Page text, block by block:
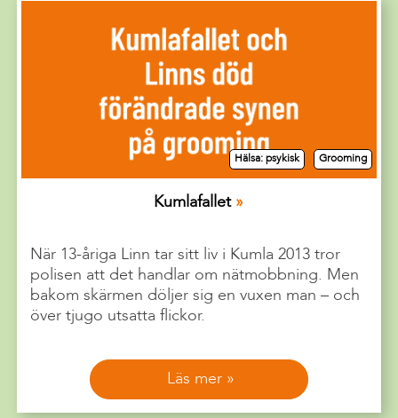
Grooming
Hälsa: psykisk
Kumlafallet
När 13-åriga Linn tar sitt liv i Kumla 2013 tror
polisen att det handlar om nätmobbning. Men
bakom skärmen döljer sig en vuxen man – och
över tjugo utsatta flickor.
Läs mer